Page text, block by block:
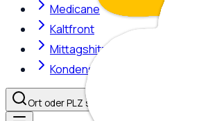
Medicane
Kaltfront
Mittagshitze
Kondensstreifen
Ort oder PLZ suchen…